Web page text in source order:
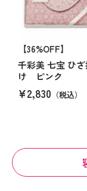
【36%OFF】
千彩美 七宝 ひ
け ピンク
¥2,830 （税込）